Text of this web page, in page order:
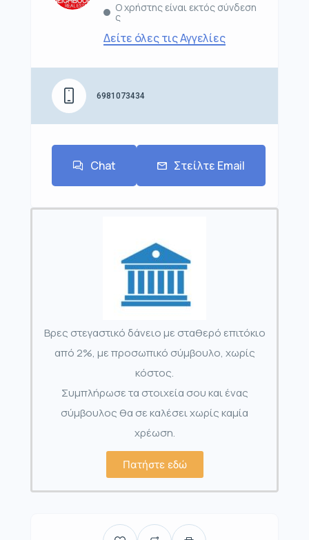
Ο χρήστης είναι εκτός σύνδεση
ς
Δείτε όλες τις Αγγελίες
6981073434
Chat Στείλτε Email
Βρες στεγαστικό δάνειο με σταθερό επιτόκιο
από 2%, με προσωπικό σύμβουλο, χωρίς
κόστος.
Συμπλήρωσε τα στοιχεία σου και ένας
σύμβουλος θα σε καλέσει χωρίς καμία
χρέωση.
Πατήστε εδώ